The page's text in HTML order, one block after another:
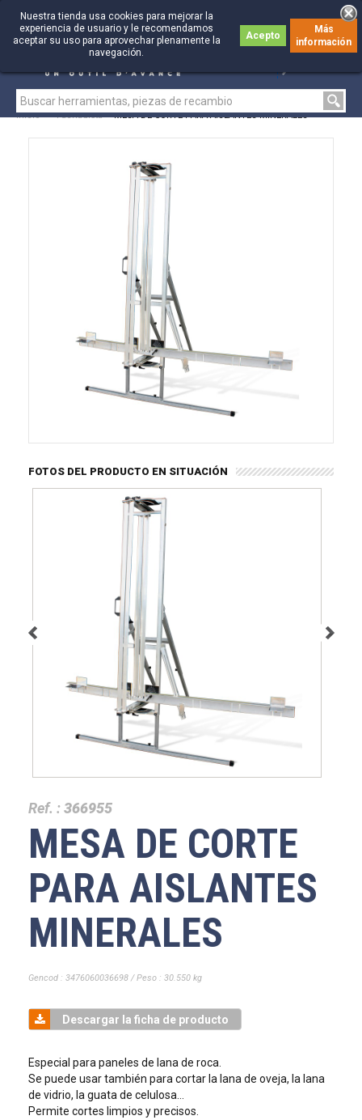
0
0
Nuestra tienda usa cookies para mejorar la
experiencia de usuario y le recomendamos
aceptar su uso para aprovechar plenamente la
navegación.
Acepto
Más
información
Inicio > Fachadista > MESA DE CORTE PARA AISLANTES MINERALES
FOTOS DEL PRODUCTO EN SITUACIÓN
Ref. :366955
MESA DE CORTE
PARA AISLANTES
MINERALES
Gencod : 3476060036698 / Peso : 30.550 kg
Descargar la ficha de producto
Especial para paneles de lana de roca.
Se puede usar también para cortar la lana de oveja, la lana
de vidrio, la guata de celulosa…
Permite cortes limpios y precisos.